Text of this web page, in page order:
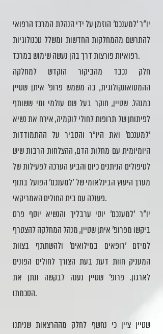
יו"ר 'למענכם' הוזמן על ידי הנהלת המרכז הרפואי
להתרשם מהמחלקות החדשות ומשלל טכנולוגיות
רפואיות פורצות דרך בהן נעשה שימוש במרכז.
חלק נכבד מהביקור הוקדש למחלקה
ההמטואונקולוגית, בה משמש פרופ' איתן שטיין
כמנהל. שטיין, חוקר בעל שם עולמי ומי ששותף
לפיתוחן של תרופות לחולי לוקמיה, אירח את נשיא
'למענכם' ואת היו"ר והסביר על ההתמודדות
היומיומית עם מחלות הדם, ההצלחות הרבות שיש
לטיפולים הניתנים כיום והביע הערכה לפעילות של
מערך היעוץ הבינלאומי של 'למענכם' הפועל בתוף
פעולה עם בית החולים האמריקאי.
יו"ר 'למענכם' יוסי ערבליך והנשיא יוסף פרס
ביקשו מפרופ' איתן שטיין, מנהל המחלקה להצטרף
למיזם 'רופאים במילואים' ולהשתתף בצוות
המעניק חוות דעת בעת הצורך לחולים הפונים
לארגון. פרופ' שטיין נענה לבקשה ונתן את
הסכמתו.
שטיין ציין כי נחשף לחלק מההרצאות שניתנו